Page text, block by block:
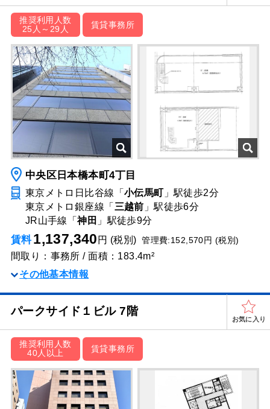
推奨利用人数
25人～29人
賃貸事務所
中央区日本橋本町4丁目
東京メトロ日比谷線「 小伝馬町 」駅徒歩2分
東京メトロ銀座線「 三越前 」駅徒歩6分
JR山手線「神田 」駅徒歩9分
賃料1,137,340 円 (税別)管理費:152,570円 (税別)
間取り：事務所 / 面積：183.4m²
その他基本情報
パークサイド１ビル 7階
お気に入り
推奨利用人数
40人以上
賃貸事務所